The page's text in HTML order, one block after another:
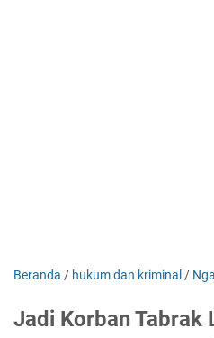
Beranda / hukum dan kriminal /
Jadi Korban Tabrak